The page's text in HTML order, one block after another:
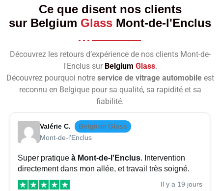
Ce que disent nos clients
sur Belgium Glass Mont-de-l'Enclus
Découvrez les retours d’expérience de nos clients Mont-de-
l'Enclus sur Belgium Glass.
Découvrez pourquoi notre service de vitrage automobileest
reconnu en Belgique pour sa qualité, sa rapidité et sa
fiabilité.
Valérie C.
Belgium Glass
Mont-de-l'Enclus
Super pratique à Mont-de-l'Enclus. Intervention
directement dans mon allée, et travail très soigné.
Il y a 19 jours